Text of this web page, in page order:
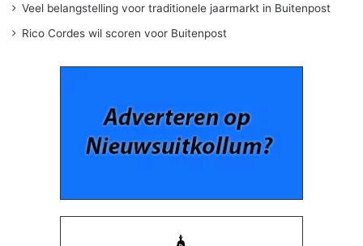
Veel belangstelling voor traditionele jaarmarkt in Buitenpost
Rico Cordes wil scoren voor Buitenpost